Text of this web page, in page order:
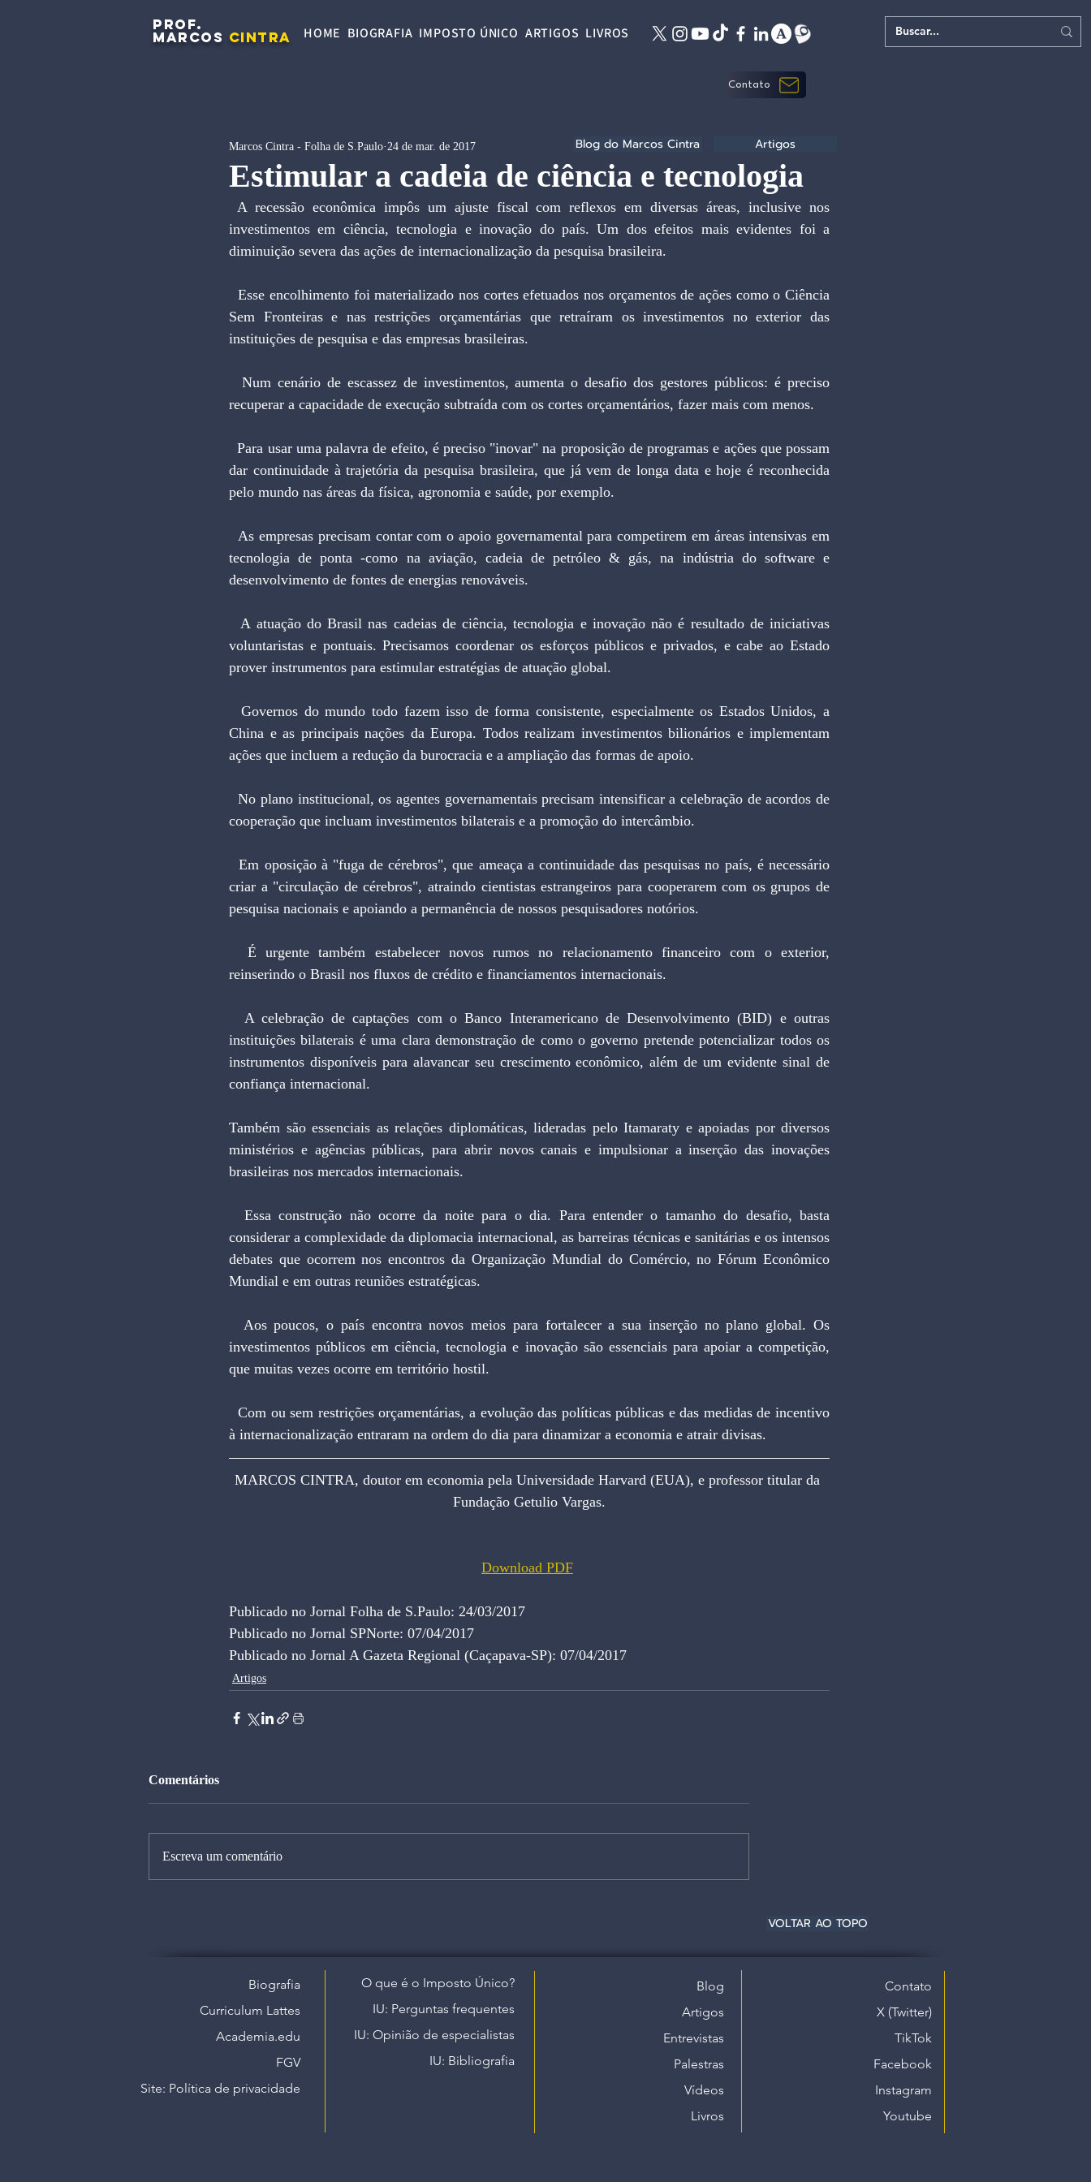
PROF.
MARCOS CINTRA HOME BIOGRAFIA IMPOSTO ÚNICO ARTIGOS LIVROS
Contato
Estimular a cadeia de ciência e tecnologia
Marcos Cintra - Folha de S.Paulo 24 de mar. de 2017
investimentos em ciência, tecnologia e inovação do país. Um dos efeitos mais evidentes foi a
diminuição severa das ações de internacionalização da pesquisa brasileira.
​  Esse encolhimento foi materializado nos cortes efetuados nos orçamentos de ações como o Ciência
Sem Fronteiras e nas restrições orçamentárias que retraíram os investimentos no exterior das
instituições de pesquisa e das empresas brasileiras.
​  Num cenário de escassez de investimentos, aumenta o desafio dos gestores públicos: é preciso
recuperar a capacidade de execução subtraída com os cortes orçamentários, fazer mais com menos.
  Para usar uma palavra de efeito, é preciso "inovar" na proposição de programas e ações que possam
dar continuidade à trajetória da pesquisa brasileira, que já vem de longa data e hoje é reconhecida
pelo mundo nas áreas da física, agronomia e saúde, por exemplo.
  As empresas precisam contar com o apoio governamental para competirem em áreas intensivas em
tecnologia de ponta -como na aviação, cadeia de petróleo & gás, na indústria do software e
desenvolvimento de fontes de energias renováveis.
  A atuação do Brasil nas cadeias de ciência, tecnologia e inovação não é resultado de iniciativas
voluntaristas e pontuais. Precisamos coordenar os esforços públicos e privados, e cabe ao Estado
prover instrumentos para estimular estratégias de atuação global.
  Governos do mundo todo fazem isso de forma consistente, especialmente os Estados Unidos, a
China e as principais nações da Europa. Todos realizam investimentos bilionários e implementam
ações que incluem a redução da burocracia e a ampliação das formas de apoio.
  No plano institucional, os agentes governamentais precisam intensificar a celebração de acordos de
cooperação que incluam investimentos bilaterais e a promoção do intercâmbio.
  Em oposição à "fuga de cérebros", que ameaça a continuidade das pesquisas no país, é necessário
criar a "circulação de cérebros", atraindo cientistas estrangeiros para cooperarem com os grupos de
pesquisa nacionais e apoiando a permanência de nossos pesquisadores notórios.
reinserindo o Brasil nos fluxos de crédito e financiamentos internacionais.
instituições bilaterais é uma clara demonstração de como o governo pretende potencializar todos os
instrumentos disponíveis para alavancar seu crescimento econômico, além de um evidente sinal de
confiança internacional.
Também são essenciais as relações diplomáticas, lideradas pelo Itamaraty e apoiadas por diversos
ministérios e agências públicas, para abrir novos canais e impulsionar a inserção das inovações
brasileiras nos mercados internacionais.
considerar a complexidade da diplomacia internacional, as barreiras técnicas e sanitárias e os intensos
debates que ocorrem nos encontros da Organização Mundial do Comércio, no Fórum Econômico
Mundial e em outras reuniões estratégicas.
investimentos públicos em ciência, tecnologia e inovação são essenciais para apoiar a competição,
que muitas vezes ocorre em território hostil.
  Com ou sem restrições orçamentárias, a evolução das políticas públicas e das medidas de incentivo
à internacionalização entraram na ordem do dia para dinamizar a economia e atrair divisas.
MARCOS CINTRA, doutor em economia pela Universidade Harvard (EUA), e professor titular da
Fundação Getulio Vargas.
Download PDF
Publicado no Jornal Folha de S.Paulo: 24/03/2017
Publicado no Jornal SPNorte: 07/04/2017
Publicado no Jornal A Gazeta Regional (Caçapava-SP): 07/04/2017
Artigos
Comentários
Escreva um comentário
Blog do Marcos Cintra Artigos
VOLTAR AO TOPO
Biografia
Curriculum Lattes
Academia.edu
FGV
Site: Política de privacidade​
O que é o Imposto Único?
IU: Perguntas frequentes
IU: Opinião de especialistas
IU: Bibliografia
Blog
Artigos
Entrevistas
Palestras
Vídeos
Livros
Contato
X (Twitter)
TikTok
Facebook
Instagram
Youtube